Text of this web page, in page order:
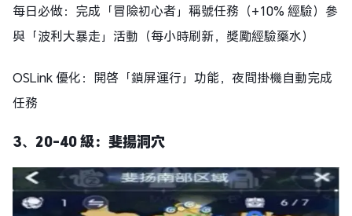
每日必做：完成「冒險初心者」稱號任務（+10% 經驗）參
與「波利大暴走」活動（每小時刷新，獎勵經驗藥水）
OSLink 優化：開啓「鎖屏運行」功能，夜間掛機自動完成
任務
3、20-40 級：斐揚洞穴